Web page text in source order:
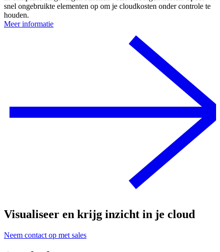
snel ongebruikte elementen op om je cloudkosten onder controle te
houden.
Meer informatie
Visualiseer en krijg inzicht in je cloud
Neem contact op met sales